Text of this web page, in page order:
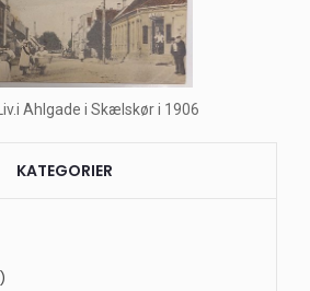
Ahlgade i Skælskør i 1906
KATEGORIER